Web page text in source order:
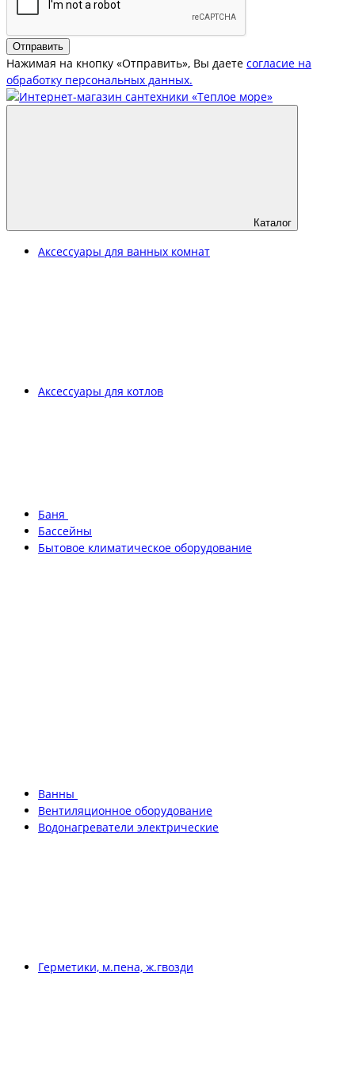
Отправить
Нажимая на кнопку «Отправить», Вы даете согласие на
обработку персональных данных.
Каталог
Аксессуары для ванных комнат
Аксессуары для котлов
Баня
Бассейны
Бытовое климатическое оборудование
Ванны
Вентиляционное оборудование
Водонагреватели электрические
Герметики, м.пена, ж.гвозди